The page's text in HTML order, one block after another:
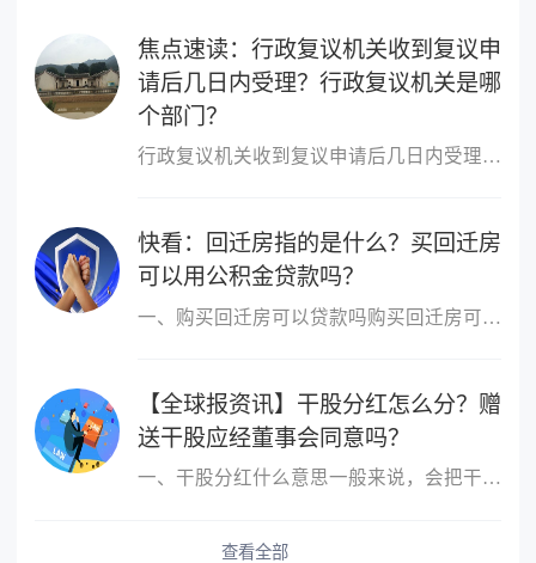
焦点速读：行政复议机关收到复议申
请后几日内受理？行政复议机关是哪
个部门？
行政复议机关收到复议申请后几日内受理行政复议机关收到复议申请后5
快看：回迁房指的是什么？买回迁房
可以用公积金贷款吗？
一、购买回迁房可以贷款吗购买回迁房可以贷款，但不是所有的回迁房
【全球报资讯】干股分红怎么分？赠
送干股应经董事会同意吗？
一、干股分红什么意思一般来说，会把干股当做分红的股票分出去，其
查看全部